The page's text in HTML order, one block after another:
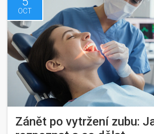
OCT
Zánět po vytržení zubu: